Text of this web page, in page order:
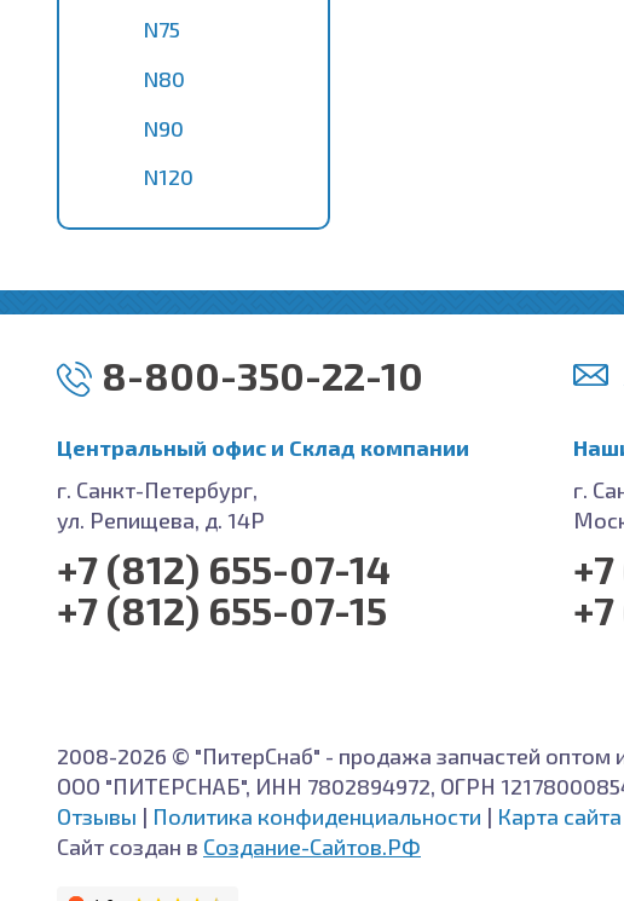
N75
N80
N90
N120
8-800-350-22-10
Центральный офис и Cклад компании
г. Санкт-Петербург,
ул. Репищева, д. 14Р
+7 (812) 655-07-14
+7 (812) 655-07-15
г.
2008-2026 © "ПитерСнаб" - продажа запчастей оптом
ООО "ПИТЕРСНАБ", ИНН 7802894972, ОГРН
Отзывы | Политика конфиденциальности | Карта сайта
Сайт создан в Создание-Сайтов.РФ